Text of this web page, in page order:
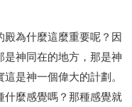
世界的價值觀
的窗口
得勝的性格
開心地活著
為什麼這麼重要呢？因
神同在的地方，那是神
是神一個偉大的計劃。
什麼感覺嗎？那種感覺就